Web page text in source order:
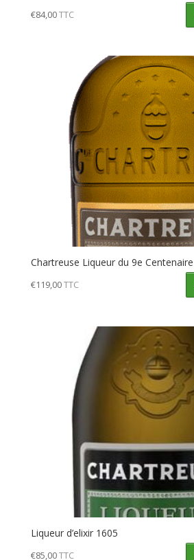
€84,00TTC
Chartreuse Liqueur du 9e Centenaire
€119,00TTC
Liqueur d’elixir 1605
€85,00TTC